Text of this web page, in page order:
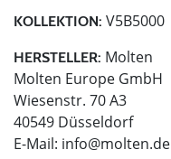
KOLLEKTION: V5B5000
HERSTELLER: Molten
Molten Europe GmbH
Wiesenstr. 70 A3
40549 Düsseldorf
E-Mail: info@molten.de